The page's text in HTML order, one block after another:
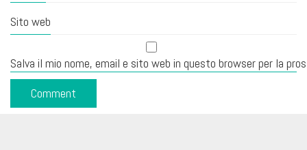
Sito web
Salva il mio nome, email e sito web in questo browser per la